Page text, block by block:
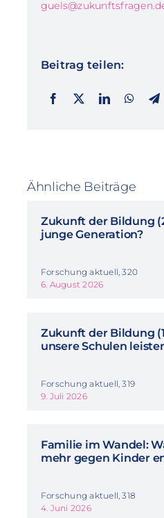
Beitrag teilen:
Ähnliche Beiträge
Zukunft der Bildung
junge Generation?
Forschung aktuell, 320
6. August 2026
Zukunft der Bildung
unsere Schulen
Forschung aktuell, 319
9. Juli 2026
Familie im Wandel:
mehr gegen Kinder
Forschung aktuell, 318
4. Juni 2026